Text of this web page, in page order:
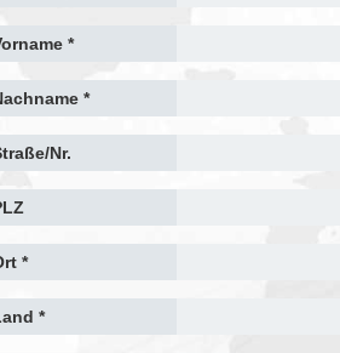
*
*
Nr.
*
*